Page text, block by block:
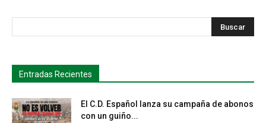
Entradas Recientes
El C.D. Español lanza su campaña de abonos
con un guiño...